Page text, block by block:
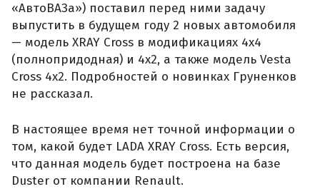
«АвтоВАЗа») поставил перед ними задачу
выпустить в будущем году 2 новых автомобиля
— модель XRAY Cross в модификациях 4x4
(полнопридодная) и 4x2, а также модель Vesta
Cross 4x2. Подробностей о новинках Груненков
не рассказал.
В настоящее время нет точной информации о
том, какой будет LADA XRAY Cross. Есть версия,
что данная модель будет построена на базе
Duster от компании Renault.